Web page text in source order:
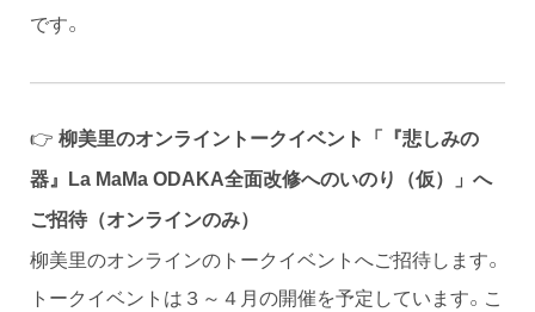
です。
👉 柳美里のオンライントークイベント「『悲しみの
器』La MaMa ODAKA全面改修へのいのり（仮）」へ
ご招待（オンラインのみ）
柳美里のオンラインのトークイベントへご招待します。
トークイベントは３～４月の開催を予定しています。こ